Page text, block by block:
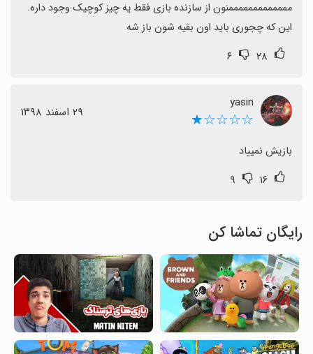
این که چجوری باید اون بقیه شون باز شه
۲۸ ۶
yasin
☆☆☆☆★ ٢٩ اسفند ١٣٩٨
بازیش نمییاد
۱۶ ۹
رایگان تماشا کن